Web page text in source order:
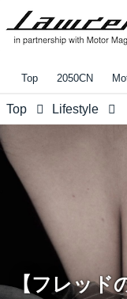
Top 2050CN
Top Lifestyle
【フレッド